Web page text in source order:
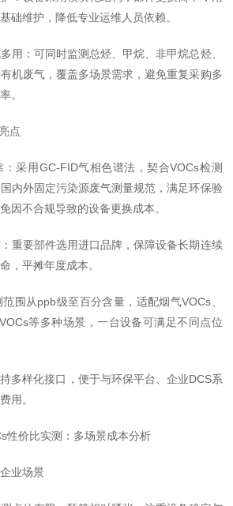
础维护，降低专业运维人员依赖。
：可同时监测总烃、甲烷、非甲烷总烃、
机废气，覆盖多场景需求，避免重复采购多
。
点
用GC-FID气相色谱法，契合VOCs检测
内外固定污染源废气测量规范，满足环保验
因不合规导致的设备更换成本。
要部件选用进口品牌，保障设备长期连续
，平摊年度成本。
从ppb级至百分含量，适配烟气VOCs、
等多种场景，一台设备可满足不同点位
样化接口，便于与环保平台、企业DCS系
用。
价比实测：多场景成本分析
业场景